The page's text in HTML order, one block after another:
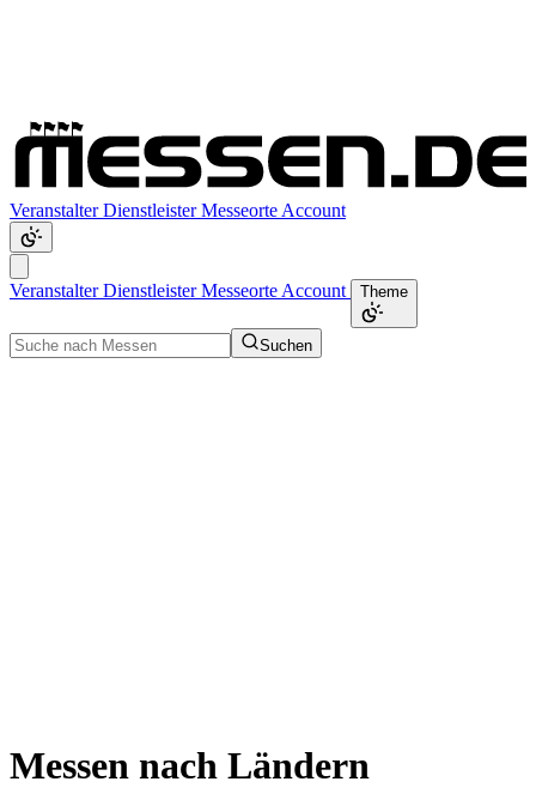
VeranstalterDienstleisterMesseorte Account
VeranstalterDienstleisterMesseorte Account Theme
Suchen
Messen nach Ländern